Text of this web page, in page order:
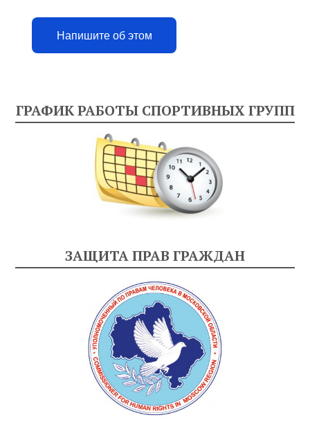
Напишите об этом
ГРАФИК РАБОТЫ СПОРТИВНЫХ ГРУПП
ЗАЩИТА ПРАВ ГРАЖДАН